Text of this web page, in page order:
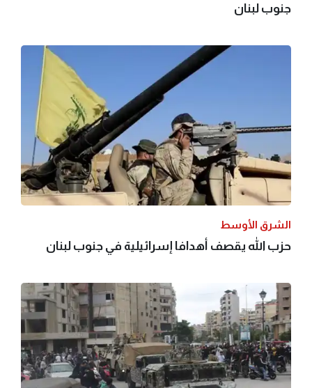
جنوب لبنان
الشرق الأوسط
حزب الله يقصف أهدافا إسرائيلية في جنوب لبنان